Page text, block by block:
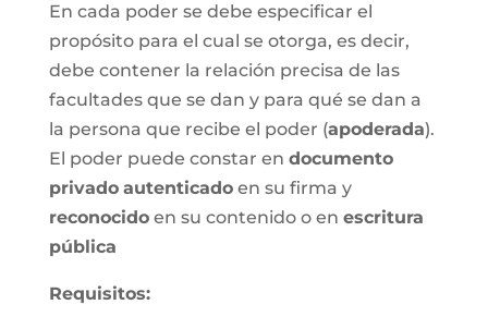
En cada poder se debe especificar el
propósito para el cual se otorga, es decir,
debe contener la relación precisa de las
facultades que se dan y para qué se dan a
la persona que recibe el poder (apoderada).
El poder puede constar en documento
privado autenticadoen su firma y
reconocidoen su contenido o en escritura
pública
Requisitos: